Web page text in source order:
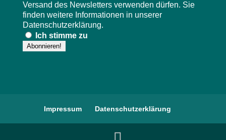
Versand des Newsletters verwenden dürfen. Sie
finden weitere Informationen in unserer
Datenschutzerklärung.
Ich stimme zu
Impressum Datenschutzerklärung